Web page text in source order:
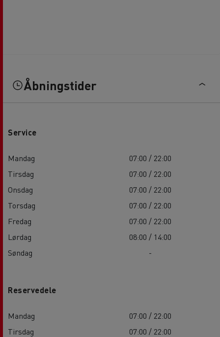
Åbningstider
Service
Mandag
07:00 / 22:00
Tirsdag
07:00 / 22:00
Onsdag
07:00 / 22:00
Torsdag
07:00 / 22:00
Fredag
07:00 / 22:00
Lørdag
08:00 / 14:00
Søndag
-
Reservedele
Mandag
07:00 / 22:00
Tirsdag
07:00 / 22:00